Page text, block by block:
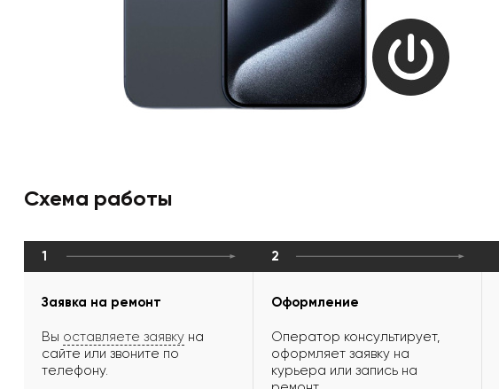
Схема работы
1
Заявка на ремонт
Вы оставляете заявку на
сайте или звоните по
телефону.
2
Оформление
Оператор консультирует,
оформляет заявку на
курьера или запись на